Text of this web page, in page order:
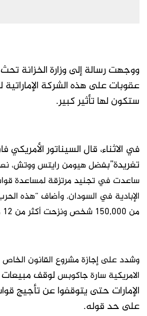
ووجهت رسالة إلى وزارة الخزانة
عقوبات على هذه الشركة الإماراتية
ستكون لها تأثير كبير.
في الاثناء، قال السيناتور
تغريدة”بفضل هيومن رايتس ووتش،
ساعدت في تجنيد مرتزقة لمساعدة
الإبادية في السودان. وأضاف “هذه
من 150,000 شخص ونزحت أكثر من 12 مليون.
وشدد على إجازة مشروع القانون الخاص
الامريكية سارة جاكوبس لوقف مبيعات
الإمارات حتى يتوقفوا عن تأجيج
على حد قوله.